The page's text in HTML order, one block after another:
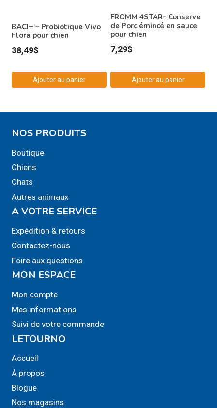
BACI+ – Probiotique Vivo
Flora pour chien
38,49$
Ajouter au panier
FROMM 4STAR- Conserve
de Porc émincé en sauce
pour chien
7,29$
Ajouter au panier
NOS PRODUITS
Boutique
Chiens
Chats
Autres animaux
A VOTRE SERVICE
Expédition & retours
Contactez-nous
Foire aux questions
MON ESPACE
Mon compte
Mes informations
Suivi de votre commande
LETOURNO
Accueil
À propos
Blogue
Nos magasins